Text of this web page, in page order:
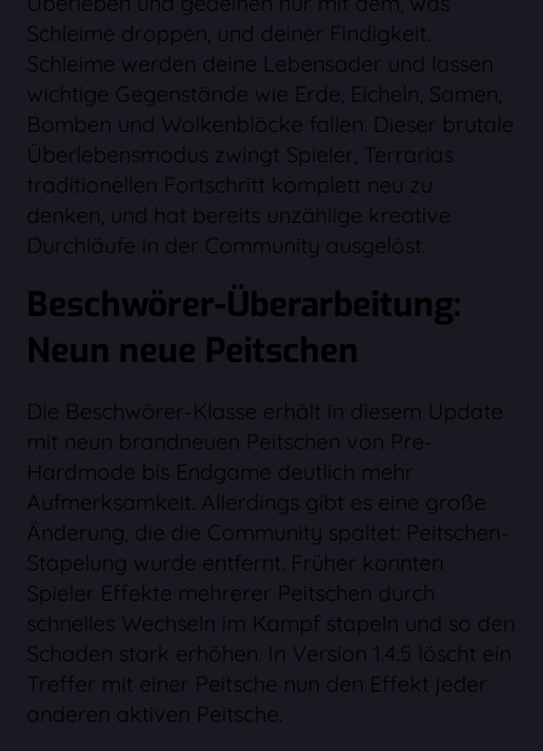
Schleime droppen, und deiner Findigkeit.
Schleime werden deine Lebensader und lassen
wichtige Gegenstände wie Erde, Eicheln, Samen,
Bomben und Wolkenblöcke fallen. Dieser brutale
Überlebensmodus zwingt Spieler, Terrarias
traditionellen Fortschritt komplett neu zu
denken, und hat bereits unzählige kreative
Durchläufe in der Community ausgelöst.
Beschwörer-Überarbeitung:
Neun neue Peitschen
Die Beschwörer-Klasse erhält in diesem Update
mit neun brandneuen Peitschen von Pre-
Hardmode bis Endgame deutlich mehr
Aufmerksamkeit. Allerdings gibt es eine große
Änderung, die die Community spaltet: Peitschen-
Stapelung wurde entfernt. Früher konnten
Spieler Effekte mehrerer Peitschen durch
schnelles Wechseln im Kampf stapeln und so den
Schaden stark erhöhen. In Version 1.4.5 löscht ein
Treffer mit einer Peitsche nun den Effekt jeder
anderen aktiven Peitsche.